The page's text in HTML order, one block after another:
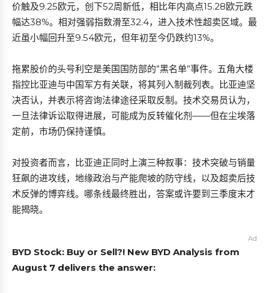
价触及9.25欧元，创下52周新低，相比年内高点15.28欧元跌
幅达38%。相对强弱指数滑至32.4，进入技术性超卖区域。最
近虽小幅回升至9.54欧元，但年初至今仍跌约13%。
拖累股价的头号利空是美国国防部的”黑名单”事件。五角大楼
指控比亚迪与中国军方有关联，将其列入制裁列表。比亚迪坚
决否认，并表示将咨询法律途径采取反制。技术交易员认为，
一旦法律诉讼取得进展，可能成为反转催化剂——但在尘埃落
定前，市场仍保持谨慎。
对投资者而言，比亚迪正同时上演三种叙事：技术突破与销量
狂飙的进攻线，地缘政治与产能爬坡的防守线，以及超卖后技
术反弹的博弈线。哪条线最终胜出，答案或许要到三季度末才
能揭晓。
Ad
BYD Stock: Buy or Sell?! New BYD Analysis from
August 7 delivers the answer: